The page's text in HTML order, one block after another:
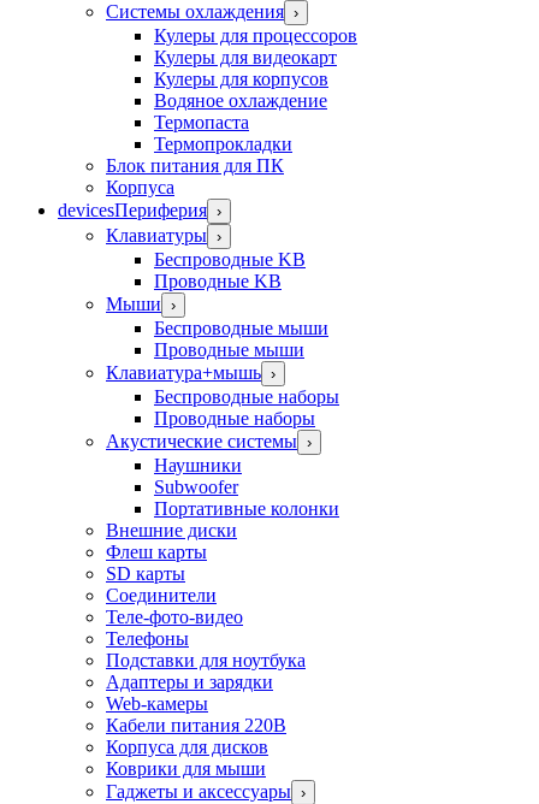
Системы охлаждения ›
Кулеры для процессоров
Кулеры для видеокарт
Кулеры для корпусов
Водяное охлаждение
Термопаста
Термопрокладки
Блок питания для ПК
Корпуса
devicesПериферия ›
Клавиатуры ›
Беспроводные KB
Проводные KB
Мыши ›
Беспроводные мыши
Проводные мыши
Клавиатура+мышь ›
Беспроводные наборы
Проводные наборы
Акустические системы ›
Наушники
Subwoofer
Портативные колонки
Внешние диски
Флеш карты
SD карты
Соединители
Теле-фото-видео
Телефоны
Подставки для ноутбука
Адаптеры и зарядки
Web-камеры
Кабели питания 220В
Корпуса для дисков
Коврики для мыши
Гаджеты и аксессуары ›